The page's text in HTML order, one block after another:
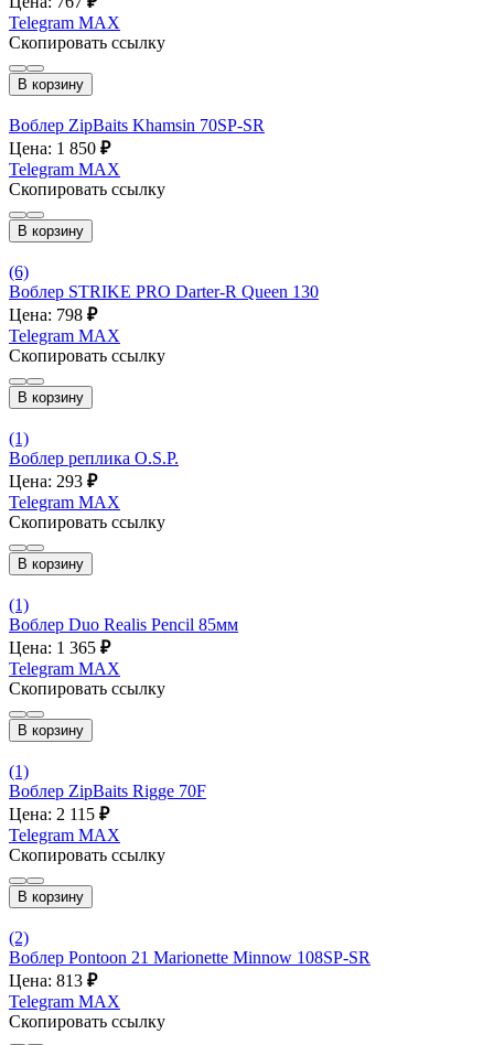
Telegram MAX
Скопировать ссылку
В корзину
Воблер ZipBaits Khamsin 70SP-SR
Цена: 1 850 ₽
Telegram MAX
Скопировать ссылку
В корзину
(6)
Воблер STRIKE PRO Darter-R Queen 130
Цена: 798 ₽
Telegram MAX
Скопировать ссылку
В корзину
(1)
Воблер реплика O.S.P.
Цена: 293 ₽
Telegram MAX
Скопировать ссылку
В корзину
(1)
Воблер Duo Realis Pencil 85мм
Цена: 1 365 ₽
Telegram MAX
Скопировать ссылку
В корзину
(1)
Воблер ZipBaits Rigge 70F
Цена: 2 115 ₽
Telegram MAX
Скопировать ссылку
В корзину
(2)
Воблер Pontoon 21 Marionette Minnow 108SP-SR
Цена: 813 ₽
Telegram MAX
Скопировать ссылку